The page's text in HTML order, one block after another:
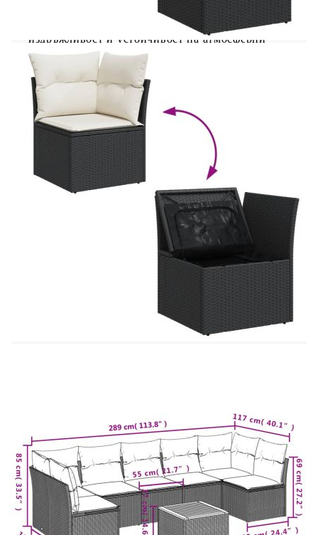
Той е лек, лесен за почистване и често се
използва за външни мебели поради своята
издръжливост и устойчивост на атмосферни
влияния.Функция за съхранение с устойчива на
вода чанта: Всяка градинска седалка разполага с
място за съхранение под седалката, допълнено с
устойчива на вода чанта за съхранение на
възглавници, играчки и други предмети.
Вътрешните чанти имат горен капак и могат да
бъдат здраво закрепени към седалките със
закопчалки за допълнителна
стабилност.Стабилен и лесен за почистване
плот: Тази градинска маса има плот от акациево
дърво, който е здрав, издръжлив и лесен за
почистване с влажна кърпа.Калъф, който може
да се сваля и може да се пере: Тези възглавници
за седалки имат подвижни калъфи за лесно
пране и поддръжка.Модулен дизайн: Този
комплект външни мебели има модулен дизайн,
което го прави напълно гъвкав и лесен за
преместване, така че можете да създадете
персонализирана подредба на външни мебели.
Добре е да се знае:За да сте сигурни, че вашите
външни мебели ще останат красиви, ви
препоръчваме да ги защитите с водоустойчиво
Ъглова седалка:
Цвят: Черен
Материал: PE ратан, прахово боядисана
стомана
Размери: 62 x 62 x 69 см (Ш x Д x В)